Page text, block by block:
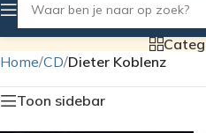
Home/CD/Dieter Koblenz
Toon sidebar